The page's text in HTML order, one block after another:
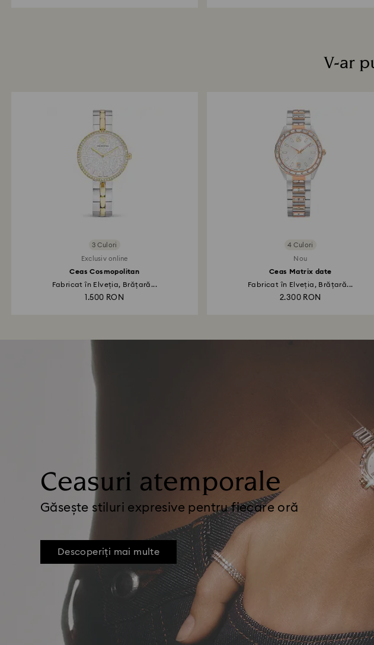
V-ar
3 Culori
Exclusiv online
Ceas Cosmopolitan
Fabricat în Elveția, Brățară...
1.500 RON
4 Culori
Nou
Ceas Matrix date
Fabricat în Elveția, Brățară...
2.300 RON
Ceasuri atemporale
Găsește stiluri expresive pentru fiecare oră
Descoperiți mai multe